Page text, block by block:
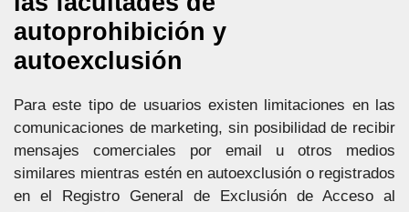
autoprohibición y
autoexclusión
Para este tipo de usuarios existen limitaciones en las
comunicaciones de marketing, sin posibilidad de recibir
mensajes comerciales por email u otros medios
similares mientras estén en autoexclusión o registrados
en el Registro General de Exclusión de Acceso al